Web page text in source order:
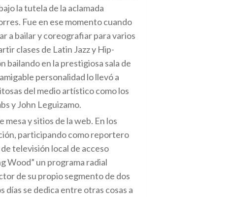
la tutela de la aclamada
Fue en ese momento cuando
a bailar y coreografiar para varios
clases de Latin Jazz y Hip-
bailando en la prestigiosa sala de
personalidad lo llevó a
del medio artístico como los
y John Leguizamo.
y sitios de la web. En los
participando como reportero
televisión local de acceso
Wood” un programa radial
de su propio segmento de dos
días se dedica entre otras cosas a